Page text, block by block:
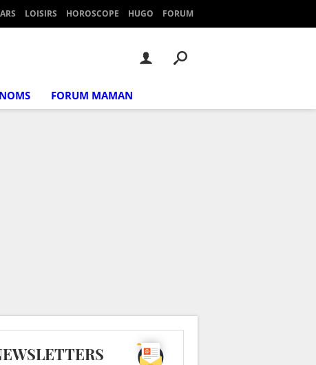
LOISIRS HOROSCOPE HUGO FORUM
FORUM MAMAN